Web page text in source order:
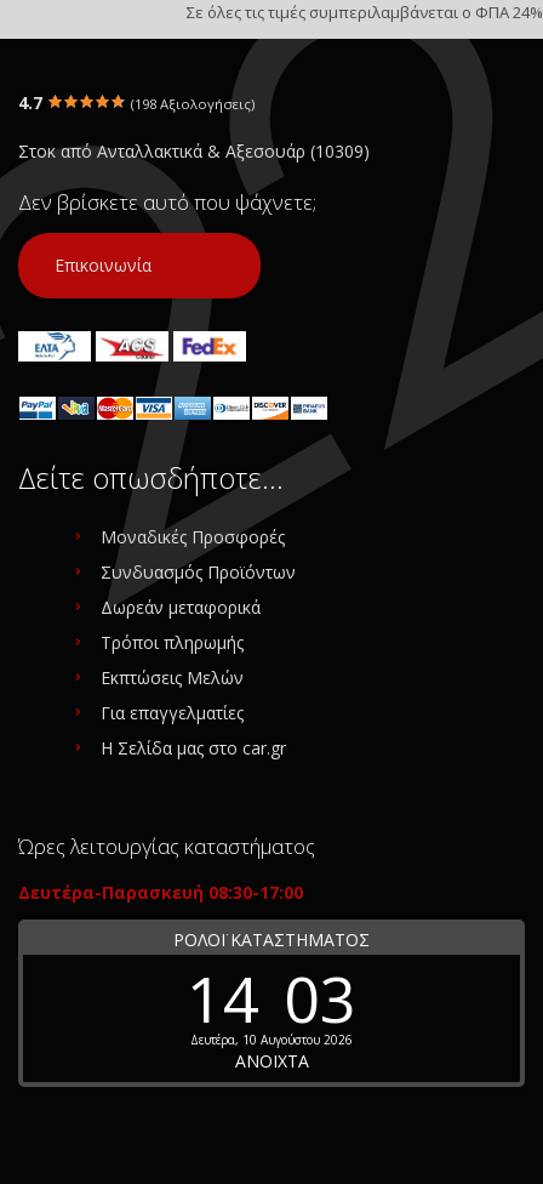
Σε όλες τις τιμές συμπεριλαμβάνεται ο ΦΠΑ 24%
4.7 (198 Αξιολογήσεις)
Στοκ από Ανταλλακτικά & Αξεσουάρ (10309)
Δεν βρίσκετε αυτό που ψάχνετε;
Επικοινωνία
Δείτε οπωσδήποτε…
Μοναδικές Προσφορές
Συνδυασμός Προϊόντων
Δωρεάν μεταφορικά
Τρόποι πληρωμής
Εκπτώσεις Μελών
Για επαγγελματίες
Η Σελίδα μας στο car.gr
Ώρες λειτουργίας καταστήματος
Δευτέρα-Παρασκευή 08:30-17:00
ΡΟΛΟΪ ΚΑΤΑΣΤΗΜΑΤΟΣ
14 03
Δευτέρα, 10 Αυγούστου 2026
ΑΝΟΙΧΤΑ